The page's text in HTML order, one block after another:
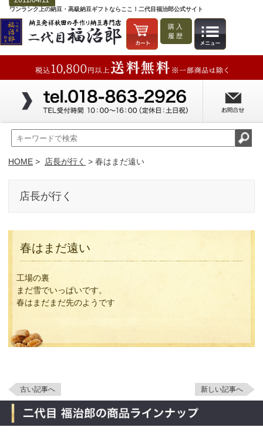
ワンランク上の納豆・高級納豆ギフトならここ！二代目福治郎公式サイト
購入
履歴
HOME > 店長が行く > 春はまだ遠い
店長が行く
春はまだ遠い
工場の裏
まだ雪でいっぱいです。
春はまだまだ先のようです
古い記事へ 新しい記事へ